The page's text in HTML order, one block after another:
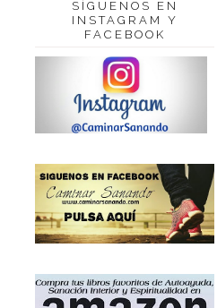
SÍGUENOS EN
INSTAGRAM Y
FACEBOOK